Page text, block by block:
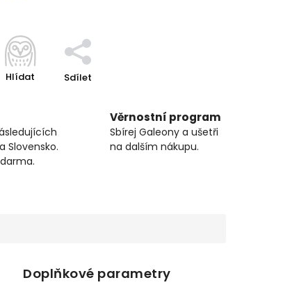
Hlídat Sdílet
Slovensko.
Věrnostní program
Sbírej Galeony a ušetři
na dalším nákupu.
Doplňkové parametry